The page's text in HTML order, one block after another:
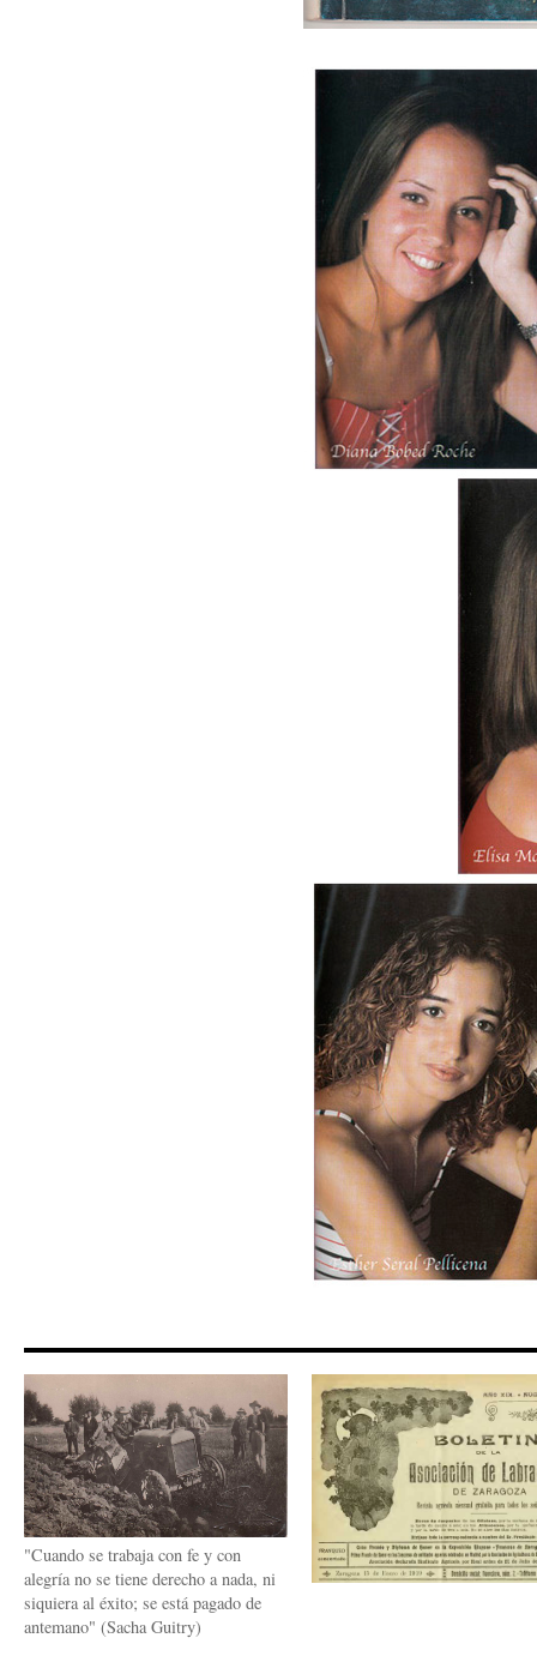
"Cuando se trabaja con fe y con
alegría no se tiene derecho a nada, ni
siquiera al éxito; se está pagado de
antemano" (Sacha Guitry)